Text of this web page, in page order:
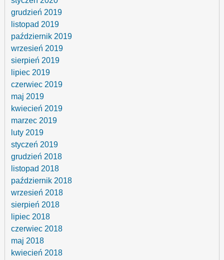
grudzień 2019
listopad 2019
październik 2019
wrzesień 2019
sierpień 2019
lipiec 2019
czerwiec 2019
maj 2019
kwiecień 2019
marzec 2019
luty 2019
styczeń 2019
grudzień 2018
listopad 2018
październik 2018
wrzesień 2018
sierpień 2018
lipiec 2018
czerwiec 2018
maj 2018
kwiecień 2018